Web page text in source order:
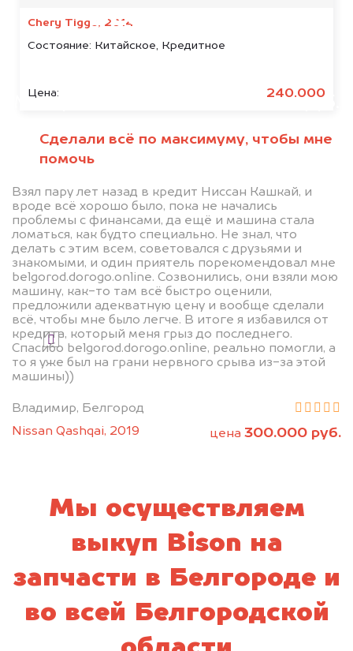
Chery Tiggo, 2014
Состояние: Китайское, Кредитное
Цена: 240.000
Сделали всё по максимуму, чтобы мне
помочь
Взял пару лет назад в кредит Ниссан Кашкай, и
вроде всё хорошо было, пока не начались
проблемы с финансами, да ещё и машина стала
ломаться, как будто специально. Не знал, что
делать с этим всем, советовался с друзьями и
знакомыми, и один приятель порекомендовал мне
belgorod.dorogo.online. Созвонились, они взяли мою
машину, как-то там всё быстро оценили,
предложили адекватную цену и вообще сделали
всё, чтобы мне было легче. В итоге я избавился от
кредита, который меня грыз до последнего.
Спасибо belgorod.dorogo.online, реально помогли, а
то я уже был на грани нервного срыва из-за этой
машины))
Владимир, Белгород
Nissan Qashqai, 2019
цена 300.000 руб.
БЕСПЛАТНО
Узнайте стоимость автомобиля
Мы купим ваше авто на 20.000 руб.
автоаукционах.
Узнать стоимость
Я даю согласие на обработку своих
персональных данных и соглашаюсь с
политикой конфиденциальности
Мы осуществляем
выкуп Bison на
запчасти в Белгороде и
во всей Белгородской